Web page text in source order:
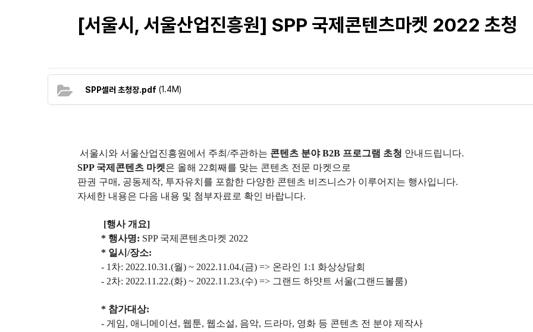
[서울시, 서울산업진흥원] SPP 국제콘텐츠마켓 2022 초청
SPP셀러 초청장.pdf (1.4M)
서울시와 서울산업진흥원에서 주최/주관하는 콘텐츠 분야 B2B 프로그램 초청 안내드립니다.
SPP 국제콘텐츠 마켓은 올해 22회째를 맞는 콘텐츠 전문 마켓으로
판권 구매, 공동제작, 투자유치를 포함한 다양한 콘텐츠 비즈니스가 이루어지는 행사입니다.
자세한 내용은 다음 내용 및 첨부자료로 확인 바랍니다.
[행사 개요]
* 행사명: SPP 국제콘텐츠마켓 2022
* 일시/장소:
- 1차: 2022.10.31.(월) ~ 2022.11.04.(금) => 온라인 1:1 화상상담회
- 2차: 2022.11.22.(화) ~ 2022.11.23.(수) => 그랜드 하얏트 서울(그랜드볼룸)
* 참가대상:
- 게임, 애니메이션, 웹툰, 웹소설, 음악, 드라마, 영화 등 콘텐츠 전 분야 제작사